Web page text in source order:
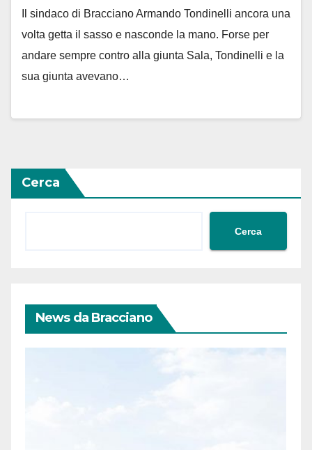
Il sindaco di Bracciano Armando Tondinelli ancora una
volta getta il sasso e nasconde la mano. Forse per
andare sempre contro alla giunta Sala, Tondinelli e la
sua giunta avevano…
Cerca
Cerca
News da Bracciano